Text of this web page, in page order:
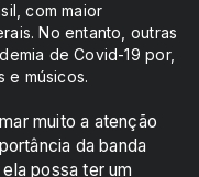
com maior
No entanto, outras
de Covid-19 por,
e músicos.
muito a atenção
da banda
possa ter um